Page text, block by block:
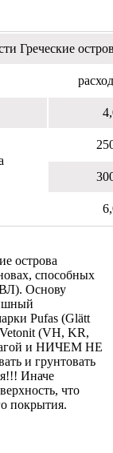
Греческие
острова
способных
Основу
Pufas (Glätt
(VH, KR,
и НИЧЕМ НЕ
и грунтовать
Иначе
что
покрытия.